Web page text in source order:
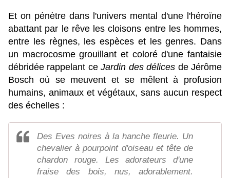
Et on pénètre dans l'univers mental d'une l'héroïne
abattant par le rêve les cloisons entre les hommes,
entre les règnes, les espèces et les genres. Dans
un macrocosme grouillant et coloré d'une fantaisie
débridée rappelant ceJardin des délices de Jérôme
Bosch où se meuvent et se mêlent à profusion
humains, animaux et végétaux, sans aucun respect
des échelles :
Des Eves noires à la hanche fleurie. Un
chevalier à pourpoint d'oiseau et tête de
chardon rouge. Les adorateurs d'une
fraise des bois, nus, adorablement.